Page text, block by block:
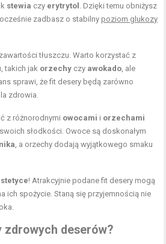
stewia czy erytrytol
. Dzięki temu obniżysz
zadbasz o stabilny poziom glukozy
tłuszczu. Warto korzystać z
, takich jak orzechy czy awokado , ale
sprawi, że fit desery będą zarówno
zdrowia.
z różnorodnymi owocami i orzechami
słodkości. Owoce są doskonałym
, a orzechy dodają wyjątkowego smaku
! Atrakcyjnie podane fit desery mogą
ich spożycie. Staną się przyjemnością nie
zdrowych deserów?